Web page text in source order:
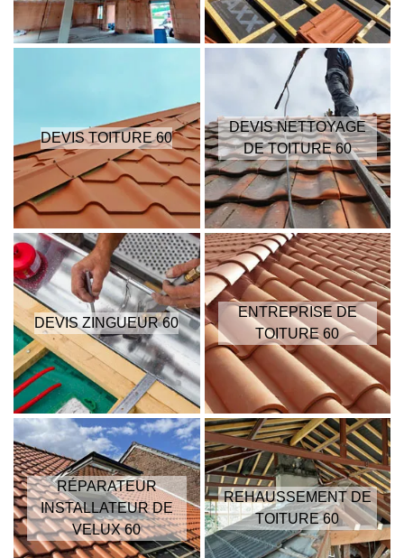
DEVIS TOITURE 60
DEVIS NETTOYAGE
DE TOITURE 60
DEVIS ZINGUEUR 60
ENTREPRISE DE
TOITURE 60
RÉPARATEUR
INSTALLATEUR DE
VELUX 60
REHAUSSEMENT DE
TOITURE 60